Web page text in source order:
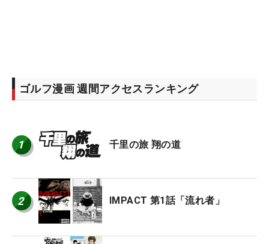
ゴルフ漫画 週間アクセスランキング
1 千里の旅 翔の道
2 IMPACT 第1話「流れ者」